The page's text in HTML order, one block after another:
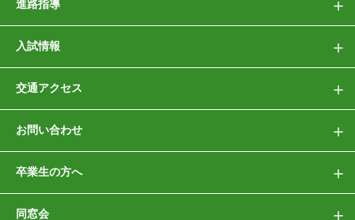
進路指導
入試情報
交通アクセス
お問い合わせ
卒業生の方へ
同窓会